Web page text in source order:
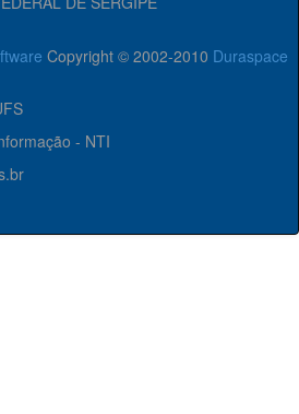
Copyright © 2002-2010 Duraspace
- NTI